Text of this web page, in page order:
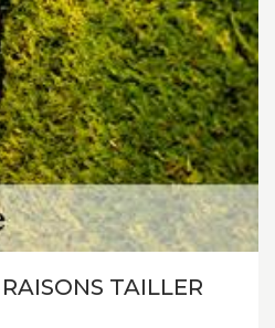
TAILLER